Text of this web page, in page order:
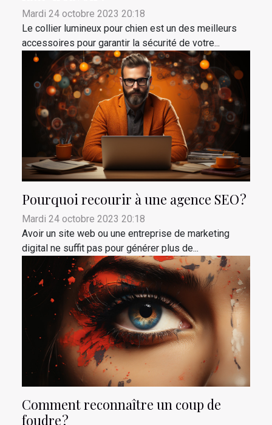
Mardi 24 octobre 2023 20:18
Le collier lumineux pour chien est un des meilleurs
accessoires pour garantir la sécurité de votre...
Pourquoi recourir à une agence SEO ?
Mardi 24 octobre 2023 20:18
Avoir un site web ou une entreprise de marketing
digital ne suffit pas pour générer plus de...
Comment reconnaître un coup de
foudre ?